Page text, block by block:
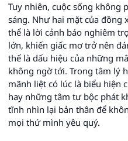
Tuy nhiên, cuộc sống không
sáng. Như hai mặt của đồng
thể là lời cảnh báo nghiêm
lớn, khiến giấc mơ trở nên
thể là dấu hiệu của những
không ngờ tới. Trong tâm lý
mãnh liệt có lúc là biểu hiện
hay những tâm tư bộc phát
tĩnh nhìn lại bản thân để
mọi thứ mình yêu quý.